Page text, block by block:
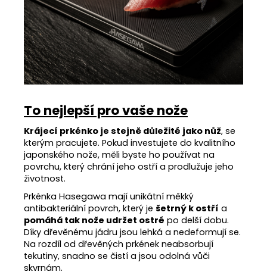
To nejlepší pro vaše nože
Krájecí prkénko je stejně důležité jako nůž, se
kterým pracujete. Pokud investujete do kvalitního
japonského nože, měli byste ho používat na
povrchu, který chrání jeho ostří a prodlužuje jeho
životnost.
Prkénka Hasegawa mají unikátní měkký
antibakteriální povrch, který je šetrný k ostří a
pomáhá tak nože udržet ostré po delší dobu.
Díky dřevěnému jádru jsou lehká a nedeformují se.
Na rozdíl od dřevěných prkének neabsorbují
tekutiny, snadno se čistí a jsou odolná vůči
skvrnám.